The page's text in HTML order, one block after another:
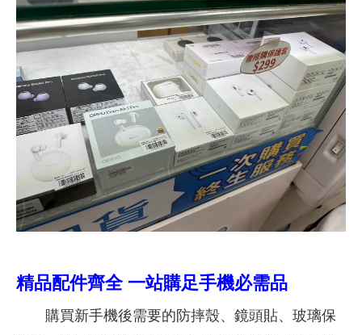
精品配件齊全 一站購足手機必需品
購買新手機後需要的防摔殼、鏡頭貼、玻璃保